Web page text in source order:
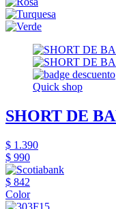
Quick shop
SHORT DE
$ 1.390
$ 990
$ 842
Color